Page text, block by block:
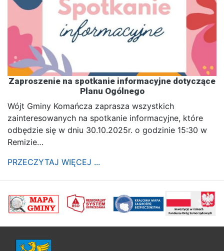
Zaproszenie na spotkanie informacyjne dotyczące
Planu Ogólnego
Wójt Gminy Komańcza zaprasza wszystkich
zainteresowanych na spotkanie informacyjne, które
odbędzie się w dniu 30.10.2025r. o godzinie 15:30 w
Remizie…
PRZECZYTAJ WIĘCEJ ...
poprzednii